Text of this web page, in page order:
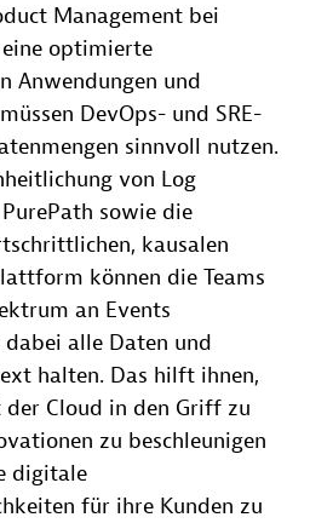
Management bei
eine optimierte
Anwendungen und
DevOps- und SRE-
sinnvoll nutzen.
von Log
sowie die
kausalen
können die Teams
an Events
alle Daten und
halten. Das hilft ihnen,
Cloud in den Griff zu
zu beschleunigen
digitale
für ihre Kunden zu